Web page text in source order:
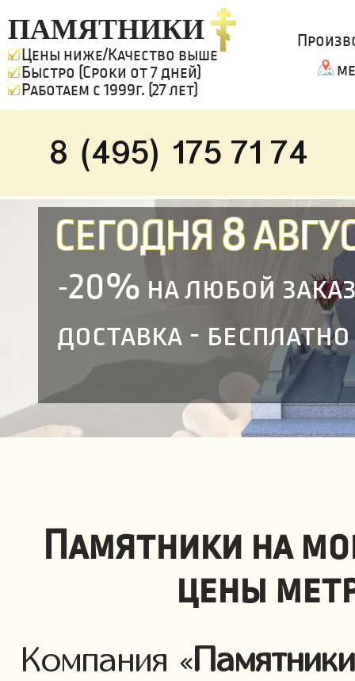
ПАМЯТНИКИ
Цены ниже/Качество выше
Быстро (Сроки от 7 дней)
Работаем с 1999г. (27 лет)
8 (495) 175 71 74
СЕГОДНЯ 8
-20% на любой
доставка - бесплатно
Памятники на
цены
Компания «Памятники